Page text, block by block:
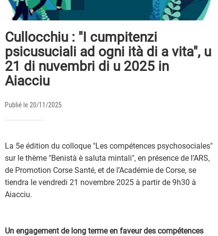
Cullocchiu : "I cumpitenzi
psicusuciali ad ogni ità di a vita", u
21 di nuvembri di u 2025 in
Aiacciu
Publié le 20/11/2025
La 5e édition du colloque "Les compétences psychosociales"
sur le thème "Benistà è saluta mintali", en présence de l’ARS,
de Promotion Corse Santé, et de l’Académie de Corse, se
tiendra le vendredi 21 novembre 2025 à partir de 9h30 à
Aiacciu.
Un engagement de long terme en faveur des compétences